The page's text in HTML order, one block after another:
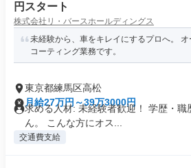
円スタート
株式会社リ・バースホールディングス
未経験から、車をキレイにするプロへ。
コーティング業務です。
東京都練馬区高松
月給27万円～39万3000円
求める人材: 未経験者歓迎！ 学歴・職
ん。 こんな方にオス...
交通費支給